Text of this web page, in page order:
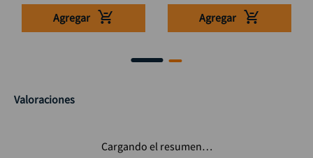
Agregar Agregar
Valoraciones
Cargando el resumen…